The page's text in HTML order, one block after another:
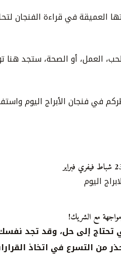
العميقة في قراءة الفنجان
العمل، أو الصحة، ستجد
في فنجان الأبراج اليوم
اليوم
مع الشريك!
تحتاج إلى حل، وقد تجد
من التسرع في اتخاذ